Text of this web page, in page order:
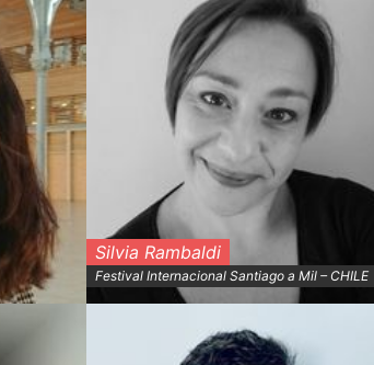
Silvia Rambaldi
Festival Internacional Santiago a Mil – CHILE